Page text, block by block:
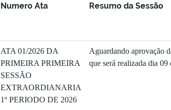
Numero Ata Resumo da Sessão
ATA 01/2026 DA
PRIMEIRA PRIMEIRA
SESSÃO
EXTRAORDIANARIA
1º PERIODO DE 2026
Aguardando aprovação
que será realizada dia